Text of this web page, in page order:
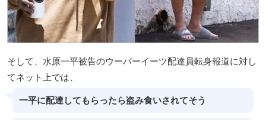
そして、水原一平被告のウーバーイーツ配達員転身報道に対し
てネット上では、
一平に配達してもらったら盗み食いされてそう